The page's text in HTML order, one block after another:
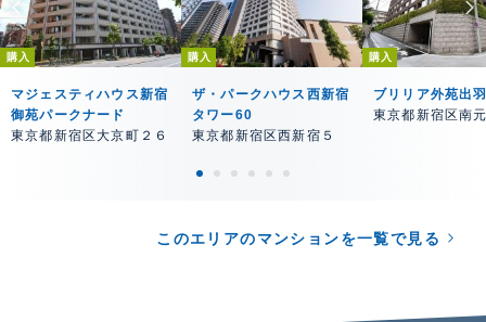
購入
マジェスティハウス新宿
御苑パークナード
東京都新宿区大京町２６
購入
ザ・パークハウス西新宿
タワー60
東京都新宿区西新宿５
購入
ブリリア外苑出
東京都新宿区南
このエリアのマンションを一覧で見る